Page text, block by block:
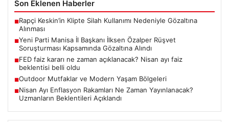
Son Eklenen Haberler
■Rapçi Keskin’in Klipte Silah Kullanımı Nedeniyle Gözaltına
Alınması
■Yeni Parti Manisa İl Başkanı İlksen Özalper Rüşvet
Soruşturması Kapsamında Gözaltına Alındı
■FED faiz kararı ne zaman açıklanacak? Nisan ayı faiz
beklentisi belli oldu
■Outdoor Mutfaklar ve Modern Yaşam Bölgeleri
■Nisan Ayı Enflasyon Rakamları Ne Zaman Yayınlanacak?
Uzmanların Beklentileri Açıklandı